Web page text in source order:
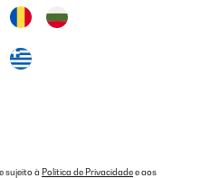
sujeito à Política de Privacidadee aos